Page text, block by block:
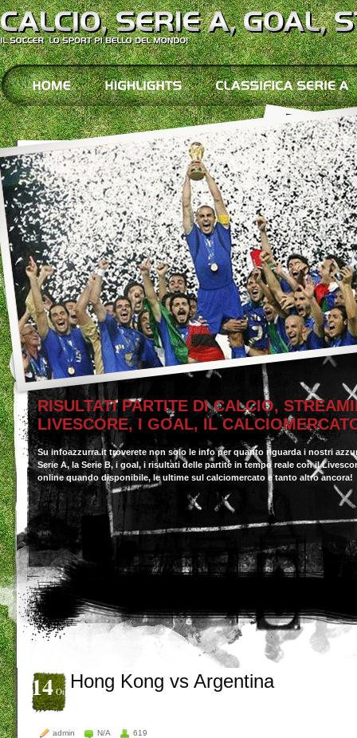
RISULTATI PARTITE DI CALCIO,
LIVESCORE, I GOAL, IL
Su infoazzurra.it troverete non solo le info per quanto riguarda i nostri
Serie A, la Serie B, i goal, i risultati delle partite in tempo reale con il
online quando disponibile, le ultime sul calciomercato e tanto altro ancora!
14Ott Hong Kong vs Argentina
admin N/A 619